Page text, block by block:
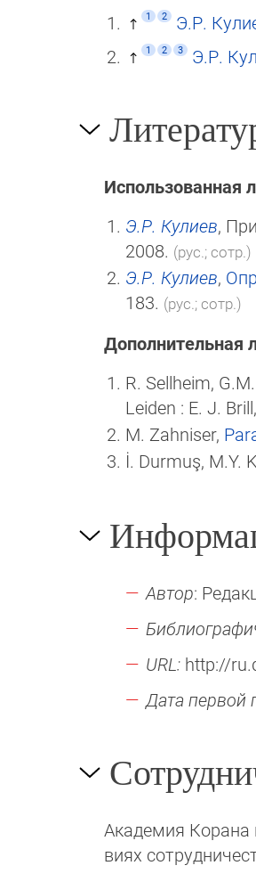
1 2 Э.Р.
1 2 3 Э.Р.
Использованная
Э.Р. Кулиев,
2008. (рус.; сотр.)
Э.Р. Кулиев,
183. (рус.; сотр.)
Дополнительная
R. Sellheim,
Leiden : E. J. Brill
M. Zahniser,
İ. Durmuş, M.Y.
Автор:
URL: http://
Дата первой
Академия Корана
виях